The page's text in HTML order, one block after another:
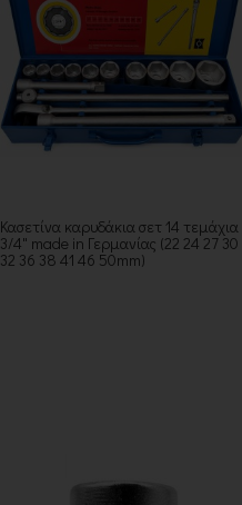
Κασετίνα καρυδάκια σετ 14 τεμάχια
3/4" made in Γερμανίας (22 24 27 30
32 36 38 41 46 50mm)